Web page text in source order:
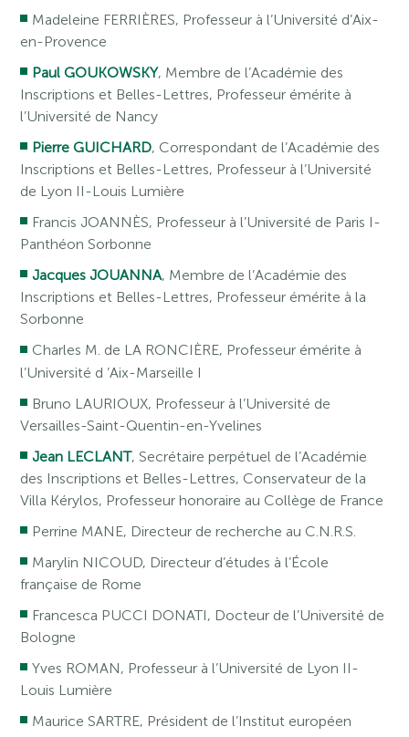
Madeleine FERRIÈRES, Professeur à l’Université d’Aix-
en-Provence
Paul GOUKOWSKY, Membre de l’Académie des
Inscriptions et Belles-Lettres, Professeur émérite à
l’Université de Nancy
Pierre GUICHARD, Correspondant de l’Académie des
Inscriptions et Belles-Lettres, Professeur à l’Université
de Lyon II-Louis Lumière
Francis JOANNÈS, Professeur à l’Université de Paris I-
Panthéon Sorbonne
Jacques JOUANNA, Membre de l’Académie des
Inscriptions et Belles-Lettres, Professeur émérite à la
Sorbonne
Charles M. de LA RONCIÈRE, Professeur émérite à
l’Université d ’Aix-Marseille I
Bruno LAURIOUX, Professeur à l’Université de
Versailles-Saint-Quentin-en-Yvelines
Jean LECLANT, Secrétaire perpétuel de l’Académie
des Inscriptions et Belles-Lettres, Conservateur de la
Villa Kérylos, Professeur honoraire au Collège de France
Perrine MANE, Directeur de recherche au C.N.R.S.
Marylin NICOUD, Directeur d’études à l’École
française de Rome
Francesca PUCCI DONATI, Docteur de l’Université de
Bologne
Yves ROMAN, Professeur à l’Université de Lyon II-
Louis Lumière
Maurice SARTRE, Président de l’Institut européen